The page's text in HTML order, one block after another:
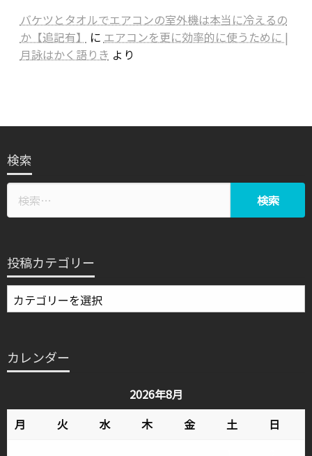
バケツとタオルでエアコンの室外機は本当に冷えるの
か【追記有】
に エアコンを更に効率的に使うために |
月詠はかく語りき より
検索
投稿カテゴリー
稿
ゴ
カレンダー
2026年8月
月
火 水 木 金 土
日